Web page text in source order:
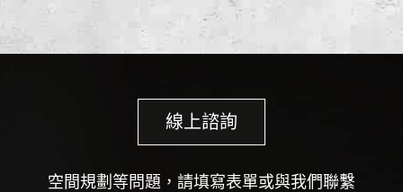
線上諮詢
空間規劃等問題，請填寫表單或與我們聯繫